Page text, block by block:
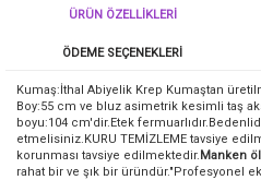
ÜRÜN ÖZELLIKLERI
ÖDEME SEÇENEKLERI
Kumaş:İthal Abiyelik Krep Kumaştan
Boy:55 cm ve bluz asimetrik kesimli taş
boyu:104 cm'dir.Etek
etmelisiniz.KURU TEMİZLEME tavsiye
korunması tavsiye edilmektedir.Manken
rahat bir ve şık bir üründür."Profesyonel